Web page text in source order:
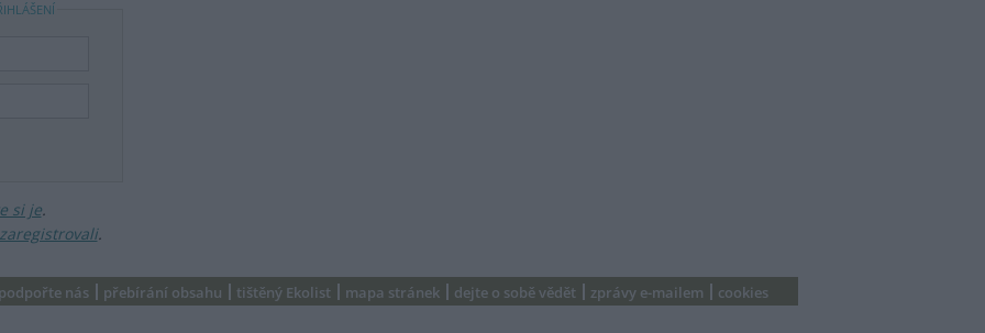
si je.
zaregistrovali.
podpořte nás přebírání obsahu tištěný Ekolist mapa stránek dejte o sobě vědět zprávy e-mailem cookies